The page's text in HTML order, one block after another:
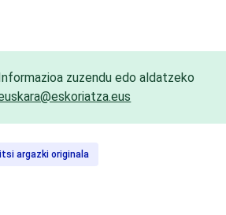
zuzendu edo aldatzeko
argazki originala